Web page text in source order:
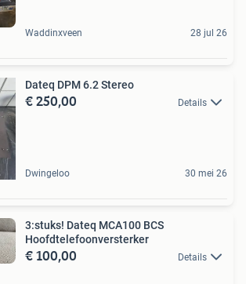
Waddinxveen 28 jul 26
Dateq DPM 6.2 Stereo
€ 250,00 Details
Dwingeloo 30 mei 26
3:stuks! Dateq MCA100 BCS
Hoofdtelefoonversterker
€ 100,00 Details